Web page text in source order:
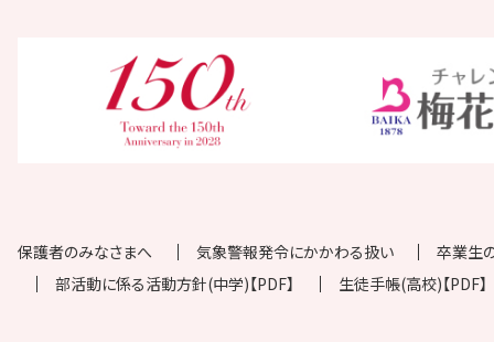
保護者のみなさまへ 気象警報発令にかかわる扱い
卒業生
部活動に係る活動方針(中学)【PDF】
生徒手帳(高校)【PDF】